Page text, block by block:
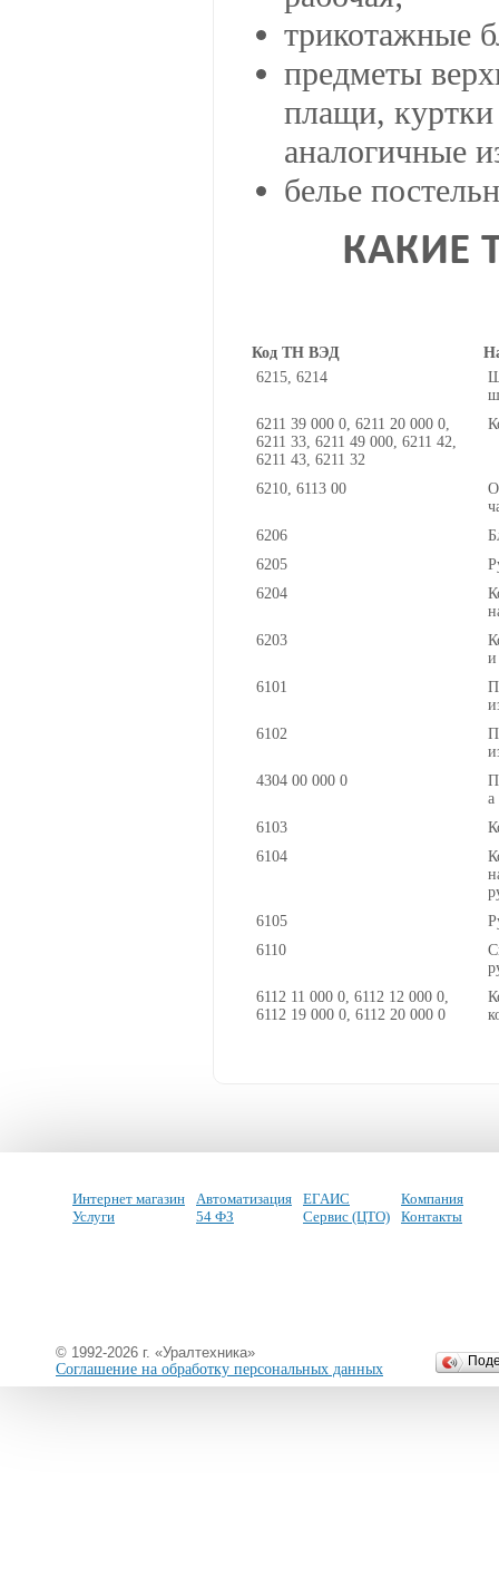
трикотажные
предметы
плащи,
аналогичные
белье
КАКИЕ
Код ТН ВЭД
6215, 6214
6211 39 000 0, 6211 20 000 0,
6211 33, 6211 49 000, 6211 42,
6211 43, 6211 32
6210, 6113 00
6206
6205
6204
6203
и
6101
6102
4304 00 000 0
а
6103
6104
6105
6110
6112 11 000 0, 6112 12 000 0,
6112 19 000 0, 6112 20 000 0
Интернет магазин
Услуги
Автоматизация
54 ФЗ
ЕГАИС
Сервис (ЦТО)
Компания
Контакты
© 1992-2026 г. «Уралтехника»
Соглашение на обработку персональных данных